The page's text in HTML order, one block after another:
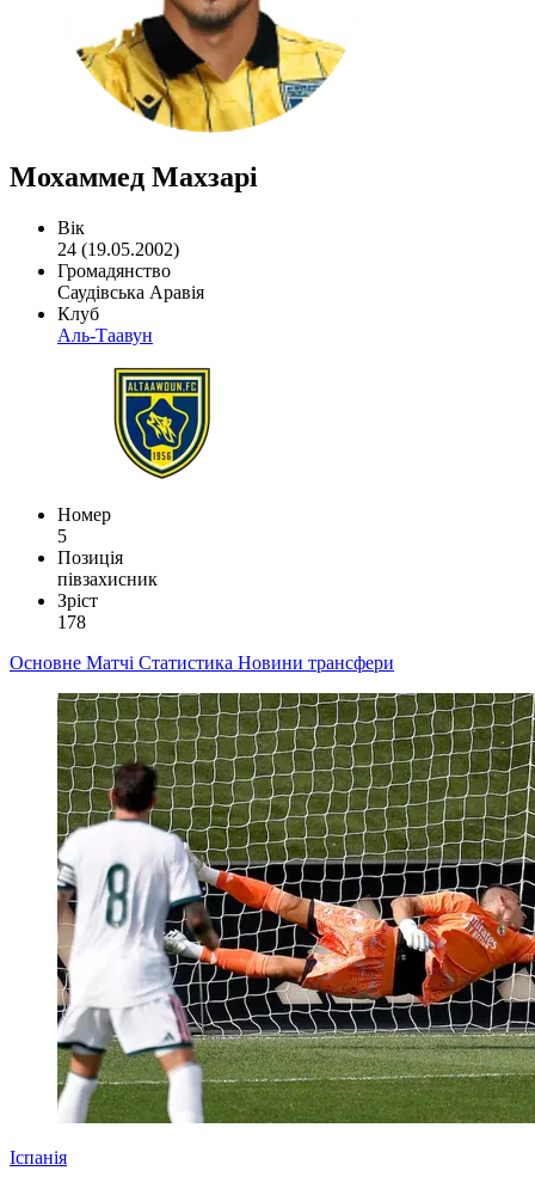
Мохаммед Махзарі
Вік
24 (19.05.2002)
Громадянство
Саудівська Аравія
Клуб
Аль-Таавун
Номер
5
Позиція
півзахисник
Зріст
178
Основне Матчі Статистика Новини трансфери
Іспанія